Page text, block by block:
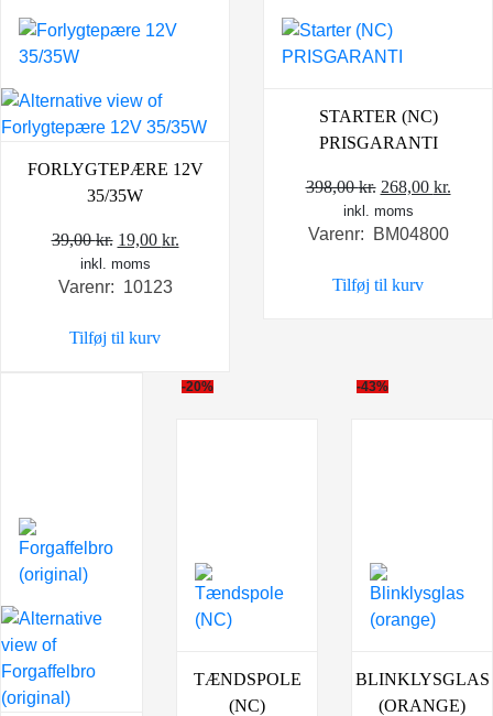
FORLYGTEPÆRE 12V
35/35W
39,00kr. Den
oprindelige
pris
39,00 kr..
19,00 kr.
inkl. moms
Varenr: 10123
Tilføj til kurv
STARTER (NC)
PRISGARANTI
398,00kr. Den
oprindelige
pris
398,00 kr..
268,00 kr.
inkl. moms
Varenr: BM04800
Tilføj til kurv
-20%
TÆNDSPOLE
(NC)
-43%
BLINKLYSGLAS
(ORANGE)